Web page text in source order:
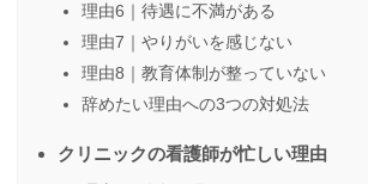
理由6｜待遇に不満がある
理由7｜やりがいを感じない
理由8｜教育体制が整っていない
辞めたい理由への3つの対処法
クリニックの看護師が忙しい理由